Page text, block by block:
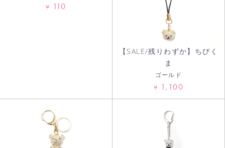
¥ 110
【SALE/残りわずか】ちびく
ま
ゴールド
¥ 1,100